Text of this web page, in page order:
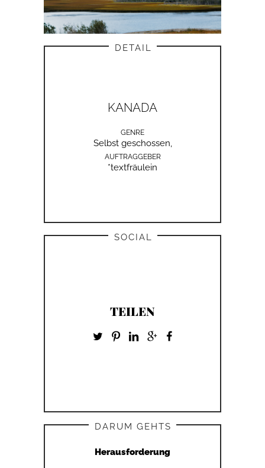
DETAIL
KANADA
GENRE
Selbst geschossen,
AUFTRAGGEBER
*textfräulein
SOCIAL
TEILEN
DARUM GEHTS
Herausforderung